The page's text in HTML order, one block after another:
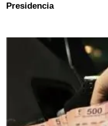
Presidencia